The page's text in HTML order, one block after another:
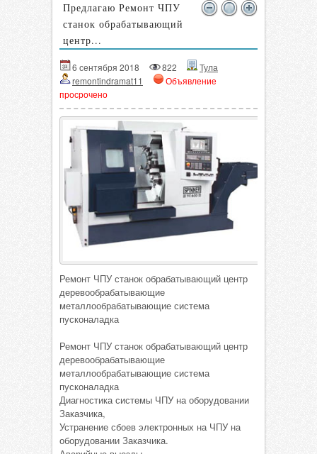
Предлагаю Ремонт ЧПУ
станок обрабатывающий
центр...
6 сентября 2018 822
Тула
remontindramat11
Объявление
просрочено
Ремонт ЧПУ станок обрабатывающий центр
деревообрабатывающие
металлообрабатывающие система
пусконаладка
Ремонт ЧПУ станок обрабатывающий центр
деревообрабатывающие
металлообрабатывающие система
пусконаладка
Диагностика системы ЧПУ на оборудовании
Заказчика,
Устранение сбоев электронных на ЧПУ на
оборудовании Заказчика.